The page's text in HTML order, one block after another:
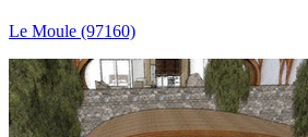
Le Moule (97160)